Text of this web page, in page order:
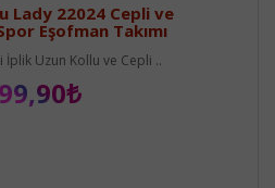
Lady 22024 Cepli ve
Eşofman Takımı
İplik Uzun Kollu ve Cepli ..